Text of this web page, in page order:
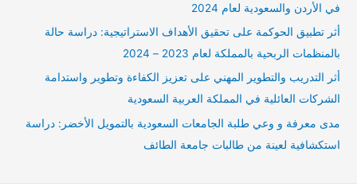
في الأردن والسعودية لعام 2024
أثر تطبيق الحوكمة على تحقيق الأهداف الاستراتيجية: دراسة حالة
بالمنظمات الربحية بالمملكة لعام 2023 – 2024
أثر التدريب والتطوير المهني على تعزيز الكفاءة وتطوير واستدامة
الشركات العائلية في المملكة العربية السعودية
مدى معرفة و وعي طلبة الجامعات السعودية بالتمويل الأخضر: دراسة
استكشافية لعينة من طالبات جامعة الطائف